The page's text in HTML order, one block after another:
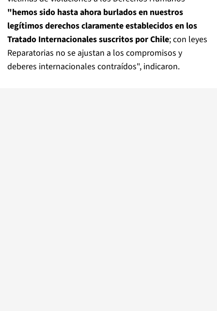
"hemos sido hasta ahora burlados en nuestros
legítimos derechos claramente establecidos en los
Tratado Internacionales suscritos por Chile; con leyes
Reparatorias no se ajustan a los compromisos y
deberes internacionales contraídos", indicaron.